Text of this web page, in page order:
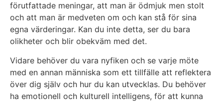
förutfattade meningar, att man är ödmjuk men stolt
och att man är medveten om och kan stå för sina
egna värderingar. Kan du inte detta, ser du bara
olikheter och blir obekväm med det.
Vidare behöver du vara nyfiken och se varje möte
med en annan människa som ett tillfälle att reflektera
över dig själv och hur du kan utvecklas. Du behöver
ha emotionell och kulturell intelligens, för att kunna